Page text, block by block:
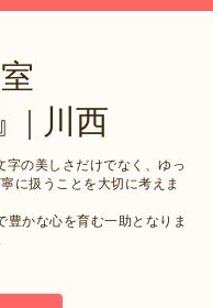
| 川西
字の美しさだけでなく、ゆっ
に扱うことを大切に考えま
かな心を育む一助となりま